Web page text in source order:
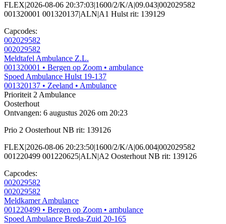
FLEX|2026-08-06 20:37:03|1600/2/K/A|09.043|002029582
001320001 001320137|ALN|A1 Hulst rit: 139129
Capcodes:
002029582
002029582
Meldtafel Ambulance Z.L.
001320001 • Bergen op Zoom • ambulance
Spoed Ambulance Hulst 19-137
001320137 • Zeeland • Ambulance
Prioriteit 2 Ambulance
Oosterhout
Ontvangen: 6 augustus 2026 om 20:23
Prio 2 Oosterhout NB rit: 139126
FLEX|2026-08-06 20:23:50|1600/2/K/A|06.004|002029582
001220499 001220625|ALN|A2 Oosterhout NB rit: 139126
Capcodes:
002029582
002029582
Meldkamer Ambulance
001220499 • Bergen op Zoom • ambulance
Spoed Ambulance Breda-Zuid 20-165